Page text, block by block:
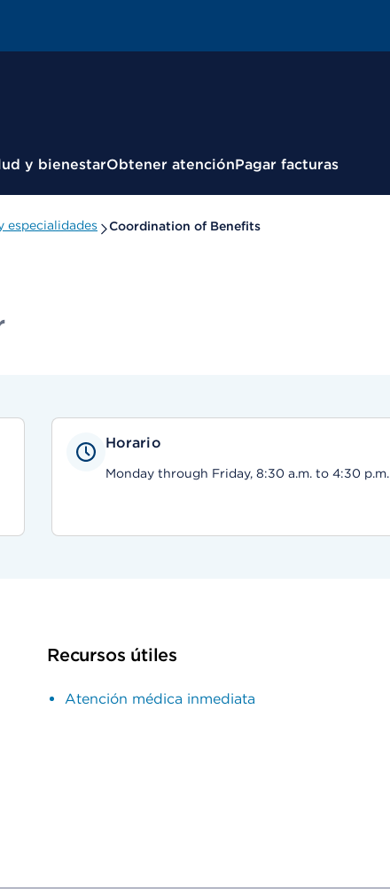
y bienestarObtener atenciónPagar facturas
especialidades Coordination of Benefits
Horario
Monday through Friday, 8:30 a.m. to 4:30 p.m.
Recursos útiles
Atención médica inmediata